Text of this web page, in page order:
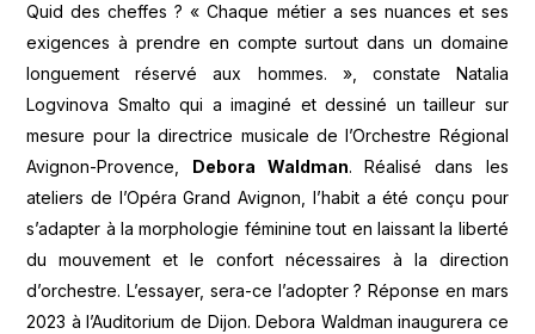
Quid des cheffes ? « Chaque métier a ses nuances et ses
exigences à prendre en compte surtout dans un domaine
longuement réservé aux hommes. », constate Natalia
Logvinova Smalto qui a imaginé et dessiné un tailleur sur
mesure pour la directrice musicale de l’Orchestre Régional
Avignon-Provence, Debora Waldman. Réalisé dans les
ateliers de l’Opéra Grand Avignon, l’habit a été conçu pour
s’adapter à la morphologie féminine tout en laissant la liberté
du mouvement et le confort nécessaires à la direction
d’orchestre. L’essayer, sera-ce l’adopter ? Réponse en mars
2023 à l’Auditorium de Dijon. Debora Waldman inaugurera ce